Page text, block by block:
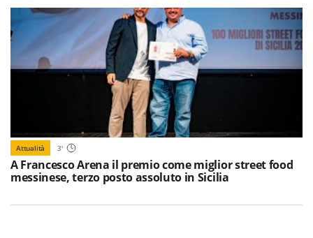
Attualità 3'
A Francesco Arena il premio come miglior street food
messinese, terzo posto assoluto in Sicilia